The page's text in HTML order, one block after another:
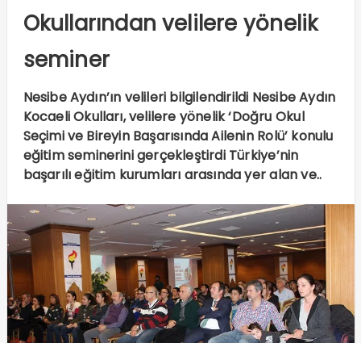
Okullarından velilere yönelik
seminer
Nesibe Aydın’ın velileri bilgilendirildi Nesibe Aydın
Kocaeli Okulları, velilere yönelik ‘Doğru Okul
Seçimi ve Bireyin Başarısında Ailenin Rolü’ konulu
eğitim seminerini gerçekleştirdi Türkiye’nin
başarılı eğitim kurumları arasında yer alan ve..